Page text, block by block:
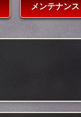
メンテナンス